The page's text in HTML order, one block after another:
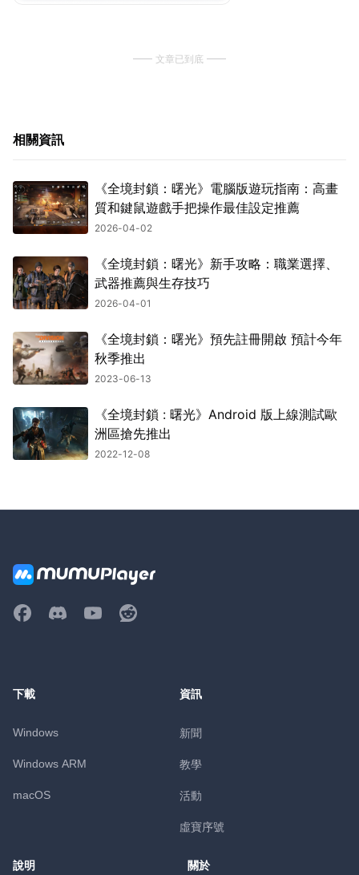
文章已到底
相關資訊
《全境封鎖：曙光》電腦版遊玩指南：高畫
質和鍵鼠遊戲手把操作最佳設定推薦
2026-04-02
《全境封鎖：曙光》新手攻略：職業選擇、
武器推薦與生存技巧
2026-04-01
《全境封鎖：曙光》預先註冊開啟 預計今年
秋季推出
2023-06-13
《全境封鎖 : 曙光》Android 版上線測試歐
洲區搶先推出
2022-12-08
下載
Windows
Windows ARM
macOS
資訊
新聞
教學
活動
虛寶序號
說明 關於